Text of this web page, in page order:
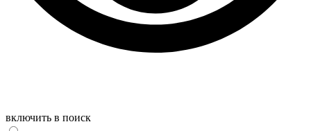
включить в поиск